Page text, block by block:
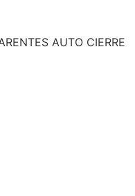
AUTO CIERRE